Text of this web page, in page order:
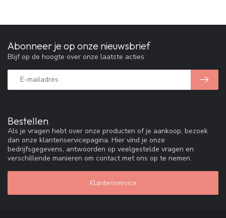
Bestellen
Als je vragen hebt over onze producten of je aankoop, bezoek
dan onze klantenservicepagina. Hier vind je onze
bedrijfsgegevens, antwoorden op veelgestelde vragen en
verschillende manieren om contact met ons op te nemen.
Klantenservice
Abonneer je op onze nieuwsbrief
Blijf op de hoogte over onze laatste acties